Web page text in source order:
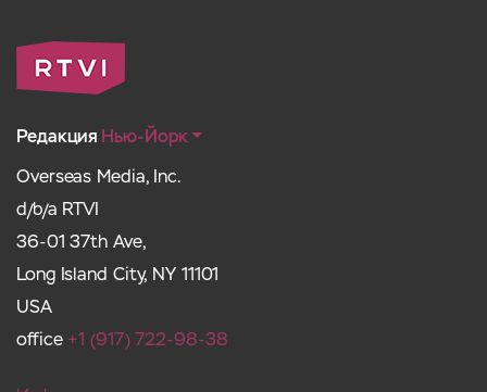
Редакция Нью-Йорк
Overseas Media, Inc.
d/b/a RTVI
36-01 37th Ave,
Long Island City, NY 11101
USA
office +1 (917) 722-98-38